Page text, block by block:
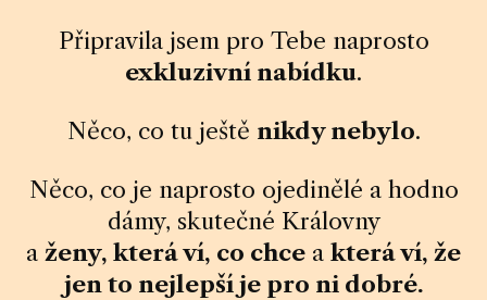
Připravila jsem pro Tebe naprosto
exkluzivní nabídku.
Něco, co tu ještě nikdy nebylo.
Něco, co je naprosto ojedinělé a hodno
dámy, skutečné Královny
a ženy, která ví, co chce a která ví, že
jen to nejlepší je pro ni dobré.